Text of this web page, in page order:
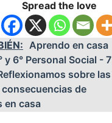
Spread the love
Aprendo en casa
y 6° Personal Social - 7
sobre las
de
en casa